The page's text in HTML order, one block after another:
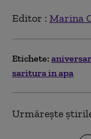
Editor : Marina
Etichete:
saritura in apa
Urmărește